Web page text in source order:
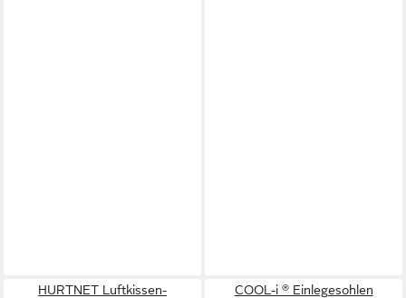
HURTNET Luftkissen-
COOL-i ® Einlegesohlen